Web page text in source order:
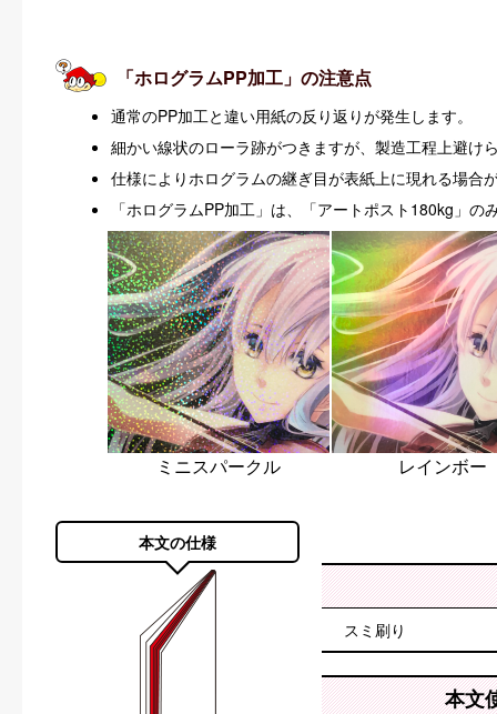
「ホログラムPP加工」の注意点
通常のPP加工と違い用紙の反り返りが発生します。
細かい線状のローラ跡がつきますが、製造工程上避け
仕様によりホログラムの継ぎ目が表紙上に現れる場合
「ホログラムPP加工」は、「アートポスト180kg」
ミニスパークル レインボー
本文の仕様
スミ刷り
本文